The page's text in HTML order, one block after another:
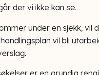
der vi ikke kan se.
under en sjekk, vil
vil bli
er en grundig